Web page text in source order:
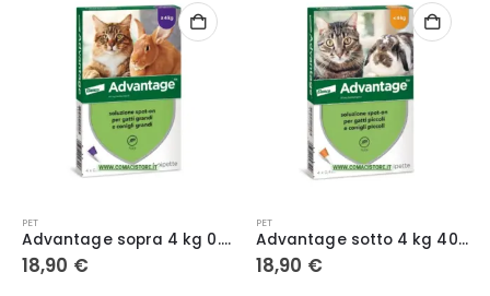
PET
Advantage sopra 4 kg 0.8 ml Soluzione Spot-On per Gatti e Conigli – 4 Pipette Antiparassitario contro Pulci
18,90 €
PET
Advantage sotto 4 kg 40 mg Soluzione Spot-On per Gatti e Conigli – 4 Pipette Antiparassitario contro Pulci
18,90 €